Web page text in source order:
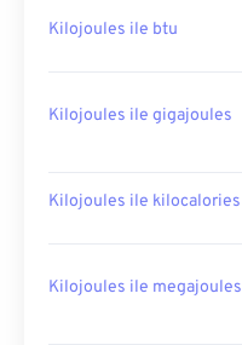
Kilojoules ile btu
Kilojoules ile gigajoules
Kilojoules ile kilocalories
Kilojoules ile megajoules